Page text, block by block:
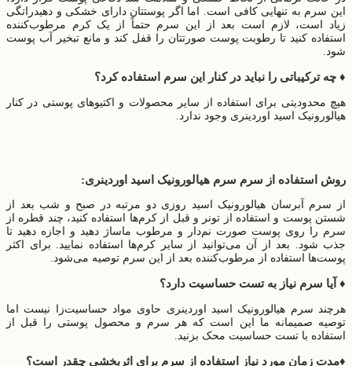
این سرم به تنهایی کافی است. اما اگر پوستتان دارای خشکی و دهیدراتگی
زیاد است، لازم است بعد از این سرم حتماً از یک کرم مرطوب‌کننده
استفاده کنید تا رطوبت پوست صورتتان را قفل کند و مانع تبخیر آب پوست
شود.
♦️ چه ترکیباتی را نباید در کنار این سرم استفاده کرد؟
هیچ محدودیتی برای استفاده از سایر محصولات و اکتیوهای پوستی در کنار
هیالورونیک اسید اوردینری وجود ندارد.
روش استفاده از سرم سرم هیالورونیک اسید اوردینری:
از سرم آبرسان هیالورونیک اسید روزی دو مرتبه در صبح و شب بعد از
شستن پوست و استفاده از تونر و قبل از کرم‌ها‌ استفاده کنید، چند قطره از
سرم را روی پوست صورت نم‌دار و مرطوب ماساژ دهید و اجازه دهید تا
جذب شود. بعد از آن می‌‌توانید از سایر کرم‌ها استفاده نمایید. برای اکثر
پوست‌ها استفاده از مرطوب‌کننده بعد از این سرم توصیه می‌‌شود.
♦️ آیا سرم نیاز به تست حساسیت دارد؟
هرچند سرم هیالورونیک اسید اوردینری حاوی مواد حساسیت‌زا نیست اما
توصیه صمیمانه ما این است که هر سرم و محصول پوستی را قبل از
استفاده با تست حساسیت محک بزنید.
♦️مدت زمان مورد نیاز استفاده از سرم برای اثربخشی چقدر است؟